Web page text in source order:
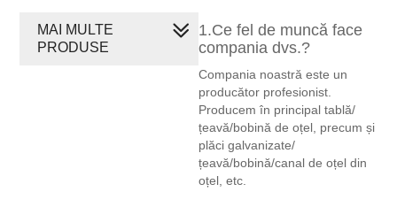
1.Ce fel de muncă face
compania dvs.?
Compania noastră este un
producător profesionist.
Producem în principal tablă/
țeavă/bobină de oțel, precum și
plăci galvanizate/
țeavă/bobină/canal de oțel din
oțel, etc.
MAI MULTE
PRODUSE